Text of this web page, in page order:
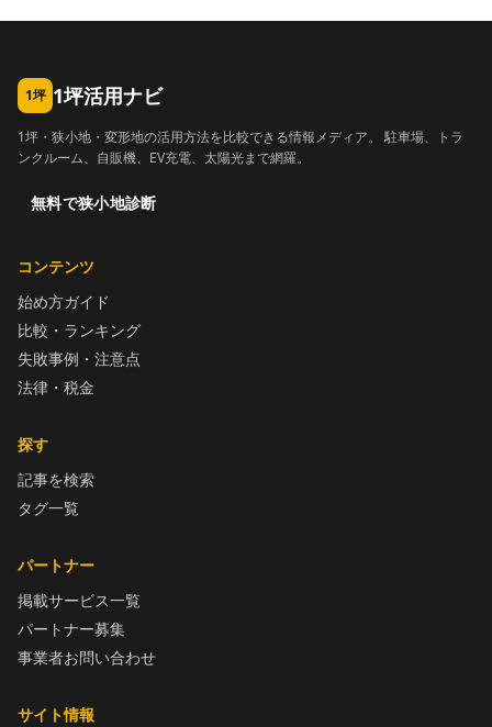
1坪 1坪活用ナビ
1坪・狭小地・変形地の活用方法を比較できる情報メディア。 駐車場、トラ
ンクルーム、自販機、EV充電、太陽光まで網羅。
無料で狭小地診断
コンテンツ
始め方ガイド
比較・ランキング
失敗事例・注意点
法律・税金
探す
記事を検索
タグ一覧
パートナー
掲載サービス一覧
パートナー募集
事業者お問い合わせ
サイト情報